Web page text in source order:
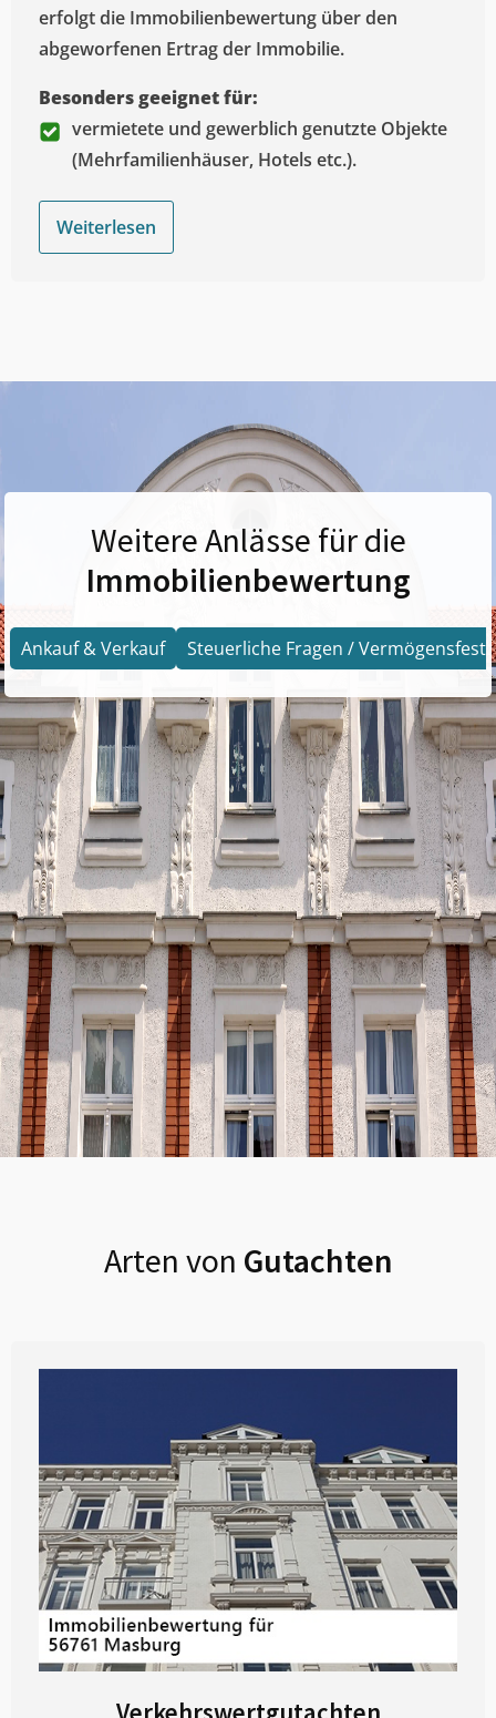
erfolgt die Immobilienbewertung über den
abgeworfenen Ertrag der Immobilie.
Besonders geeignet für:
vermietete und gewerblich genutzte Objekte
(Mehrfamilienhäuser, Hotels etc.).
Weiterlesen
Weitere Anlässe für die
Immobilienbewertung
Ankauf & Verkauf Steuerliche Fragen /
Arten von Gutachten